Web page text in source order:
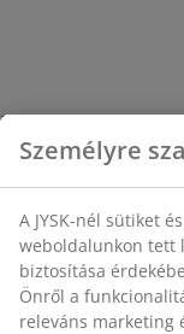
Személyre
A JYSK-nél sütiket
weboldalunkon tett
biztosítása
Önről a
releváns marketing